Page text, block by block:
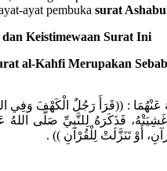
ayat pembuka surat
Keistimewaan Surat Ini
al-Kahfi Merupakan
: ((قَرَأَ رَجُلٌ الْكَهْفَ وَفِي
فَذَكَرَهُ لِلنَّبِيِّ صَلَّى اللهُ
أَوْ تَنَزَّلَتْ لِلْقُرْآنِ )) .